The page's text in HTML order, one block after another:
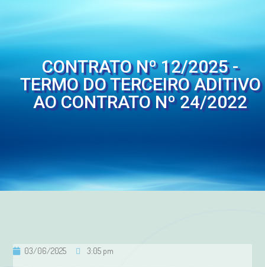
CONTRATO Nº 12/2025 -
TERMO DO TERCEIRO ADITIVO
AO CONTRATO Nº 24/2022
03/06/2025 3:05 pm